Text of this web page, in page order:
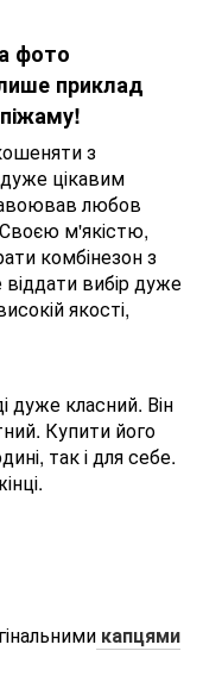
фото
приклад
з
цікавим
любов
м'якістю,
комбінезон з
вибір дуже
якості,
дуже класний. Він
Купити його
так і для себе.
капцями